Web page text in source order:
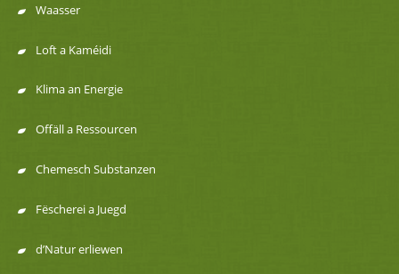
de
navigation
Waasser
Loft a Kaméidi
Klima an Energie
Offäll a Ressourcen
Chemesch Substanzen
Fëscherei a Juegd
d’Natur erliewen